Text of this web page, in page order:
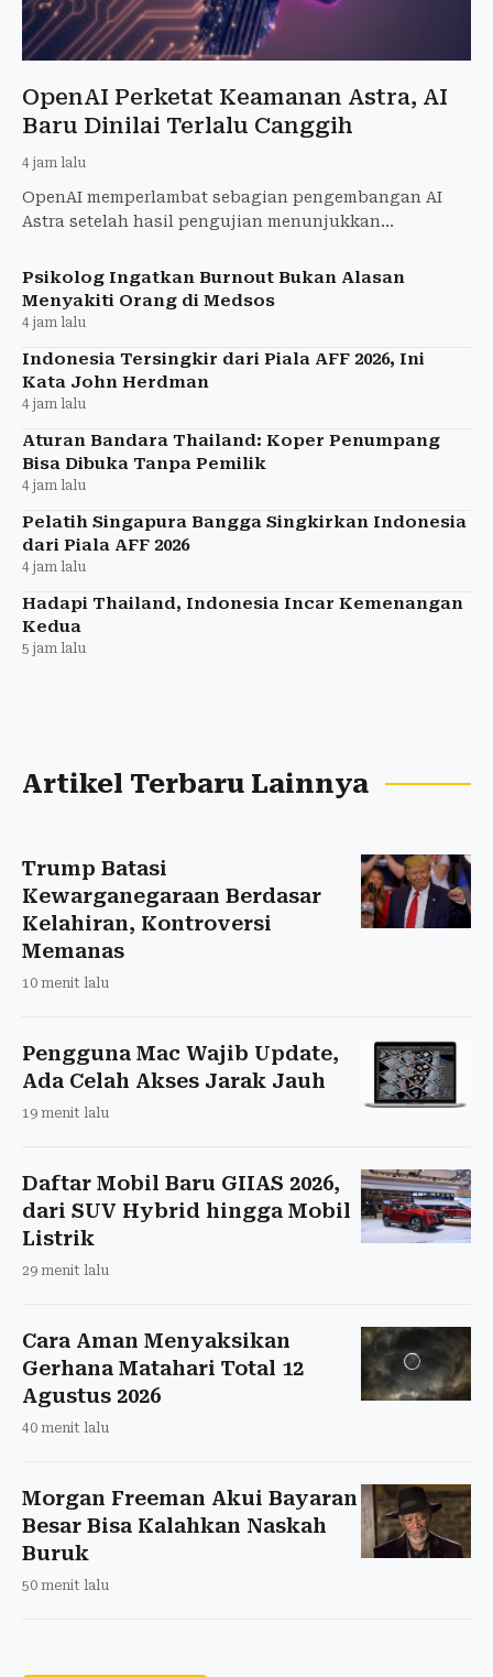
OpenAI Perketat Keamanan Astra, AI
Baru Dinilai Terlalu Canggih
4 jam lalu
OpenAI memperlambat sebagian pengembangan AI
Astra setelah hasil pengujian menunjukkan
level Critical. Pengamana
Psikolog Ingatkan Burnout Bukan Alasan
Menyakiti Orang di Medsos
4 jam lalu
Indonesia Tersingkir dari Piala AFF 2026, Ini
Kata John Herdman
4 jam lalu
Aturan Bandara Thailand: Koper Penumpang
Bisa Dibuka Tanpa Pemilik
4 jam lalu
Pelatih Singapura Bangga Singkirkan Indonesia
dari Piala AFF 2026
4 jam lalu
Hadapi Thailand, Indonesia Incar Kemenangan
Kedua
5 jam lalu
Artikel Terbaru Lainnya
Trump Batasi
Kewarganegaraan Berdasar
Kelahiran, Kontroversi
Memanas
10 menit lalu
Pengguna Mac Wajib Update,
Ada Celah Akses Jarak Jauh
19 menit lalu
Daftar Mobil Baru GIIAS 2026,
dari SUV Hybrid hingga Mobil
Listrik
29 menit lalu
Cara Aman Menyaksikan
Gerhana Matahari Total 12
Agustus 2026
40 menit lalu
Morgan Freeman Akui Bayaran
Besar Bisa Kalahkan Naskah
Buruk
50 menit lalu